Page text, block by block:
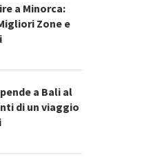
a Minorca:
Zone e
a Bali al
di un viaggio